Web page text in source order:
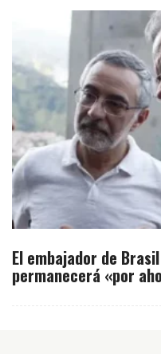
El embajador de
permanecerá «por